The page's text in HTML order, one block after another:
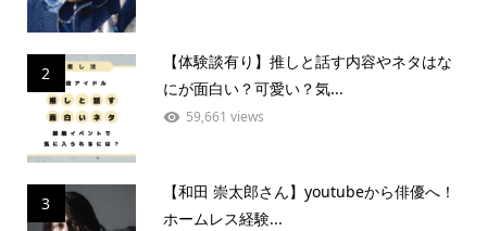
2
【体験談有り】推しと話す内容やネタはな
にが面白い？可愛い？気...
59,661 views
3
【和田 崇太郎さん】youtubeから俳優へ！
ホームレス経験...